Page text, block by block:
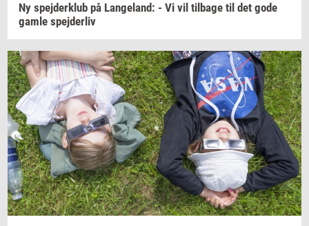
Ny spej­der­klub på Lan­geland: - Vi vil til­ba­ge til det gode
gamle spej­der­liv